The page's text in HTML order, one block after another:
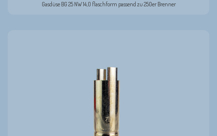
Gasdüse BG 25 NW 14,0 flaschform passend zu 250er Brenner